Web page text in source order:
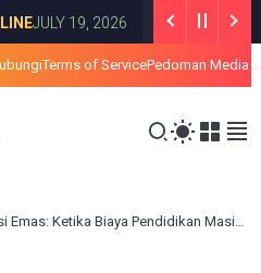
19, 2026 Survei PRESiSI: 74,2
Terms of ServicePedoman Media
Ketika Biaya Pendidikan Masih Menjadi Mimpi Buruk